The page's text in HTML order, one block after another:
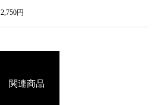
2,750円
関連商品